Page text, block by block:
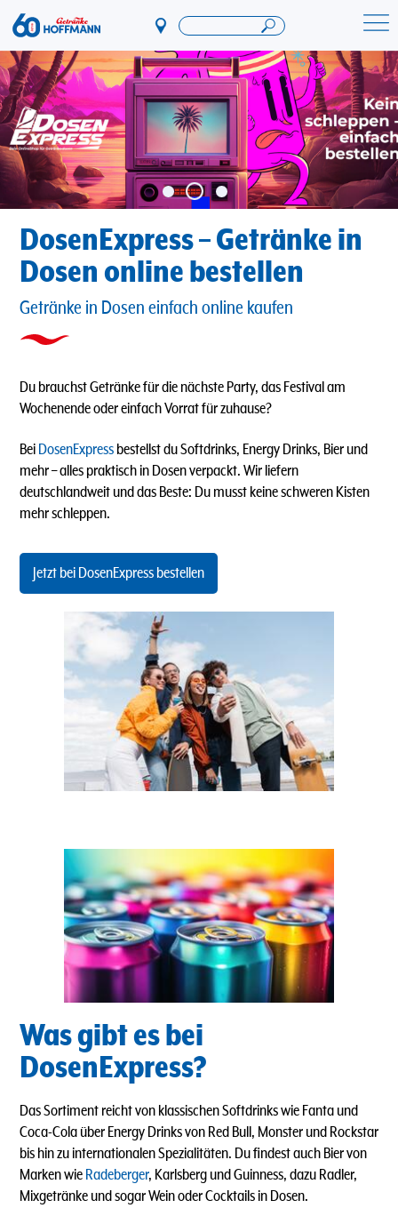
Direkt
zum
Inhalt
Startseite Getränke Hoffmann
DosenExpress – Getränke in
Dosen online bestellen
Getränke in Dosen einfach online kaufen
Du brauchst Getränke für die nächste Party, das Festival am
Wochenende oder einfach Vorrat für zuhause?
Bei DosenExpress bestellst du Softdrinks, Energy Drinks, Bier und
mehr – alles praktisch in Dosen verpackt. Wir liefern
deutschlandweit und das Beste: Du musst keine schweren Kisten
mehr schleppen.
Jetzt bei DosenExpress bestellen
Was gibt es bei
DosenExpress?
Das Sortiment reicht von klassischen Softdrinks wie Fanta und
Coca-Cola über Energy Drinks von Red Bull, Monster und Rockstar
bis hin zu internationalen Spezialitäten. Du findest auch Bier von
Marken wie Radeberger, Karlsberg und Guinness, dazu Radler,
Mixgetränke und sogar Wein oder Cocktails in Dosen.